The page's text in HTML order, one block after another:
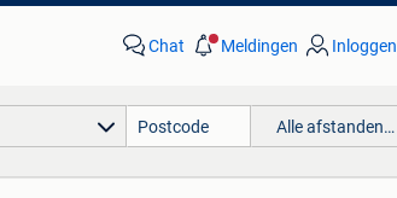
Chat Meldingen Inloggen
Alle afstanden…